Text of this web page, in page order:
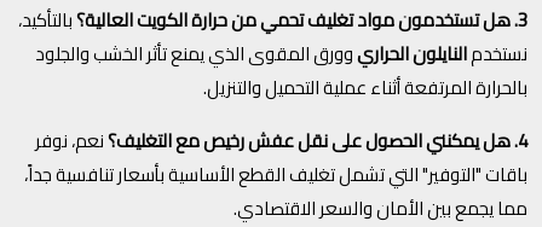
3. هل تستخدمون مواد تغليف تحمي من حرارة الكويت العالية؟
بالتأكيد،
نستخدمالنايلون الحراريوورق المقوى الذي يمنع تأثر الخشب والجلود
بالحرارة المرتفعة أثناء عملية التحميل والتنزيل.
4. هل يمكنني الحصول على نقل عفش رخيص مع التغليف؟
نعم، نوفر
باقات "التوفير" التي تشمل تغليف القطع الأساسية بأسعار تنافسية جداً،
مما يجمع بين الأمان والسعر الاقتصادي.